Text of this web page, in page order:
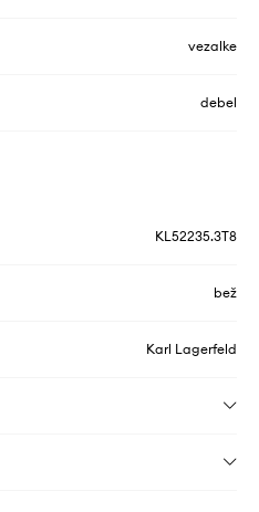
vezalke
debel
KL52235.3T8
bež
Karl Lagerfeld